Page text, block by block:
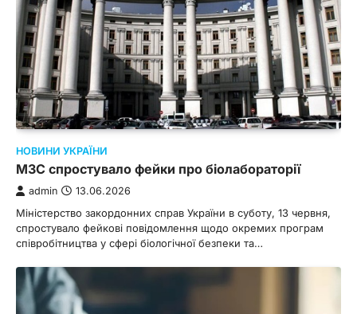
НОВИНИ УКРАЇНИ
МЗС спростувало фейки про біолабораторії
admin 13.06.2026
Міністерство закордонних справ України в суботу, 13 червня,
спростувало фейкові повідомлення щодо окремих програм
співробітництва у сфері біологічної безпеки та…